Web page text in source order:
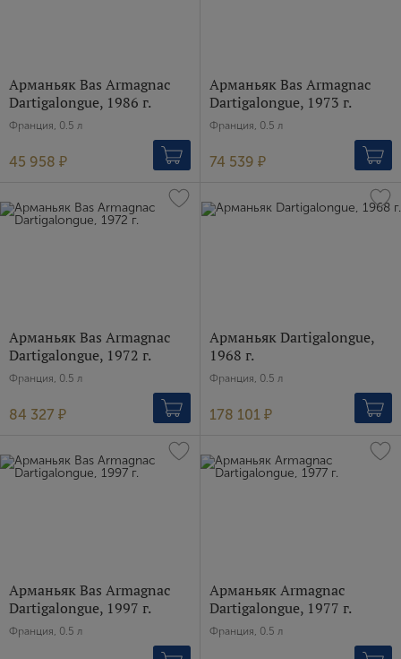
Арманьяк Bas Armagnac
Dartigalongue, 1986 г.
Франция, 0.5 л
45 958 ₽
Арманьяк Bas Armagnac
Dartigalongue, 1973 г.
Франция, 0.5 л
74 539 ₽
Арманьяк Bas Armagnac
Dartigalongue, 1972 г.
Франция, 0.5 л
84 327 ₽
Арманьяк Dartigalongue,
1968 г.
Франция, 0.5 л
178 101 ₽
Арманьяк Bas Armagnac
Dartigalongue, 1997 г.
Франция, 0.5 л
Арманьяк Armagnac
Dartigalongue, 1977 г.
Франция, 0.5 л